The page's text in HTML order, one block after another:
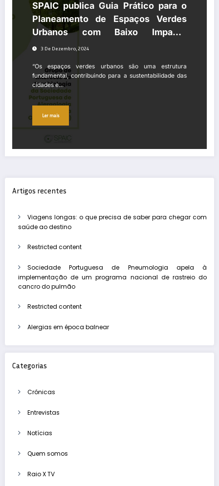
SPAIC publica Guia Prático para o
Planeamento de Espaços Verdes
Urbanos com Baixo Impacto
Alergénico
3 De Dezembro, 2024
“Os espaços verdes urbanos são uma estrutura
fundamental, contribuindo para a sustentabilidade das
cidades e…
Ler mais
Artigos recentes
Viagens longas: o que precisa de saber para chegar com
saúde ao destino
Restricted content
Sociedade Portuguesa de Pneumologia apela à
implementação de um programa nacional de rastreio do
cancro do pulmão
Restricted content
Alergias em época balnear
Categorias
Crónicas
Entrevistas
Notícias
Quem somos
Raio X TV